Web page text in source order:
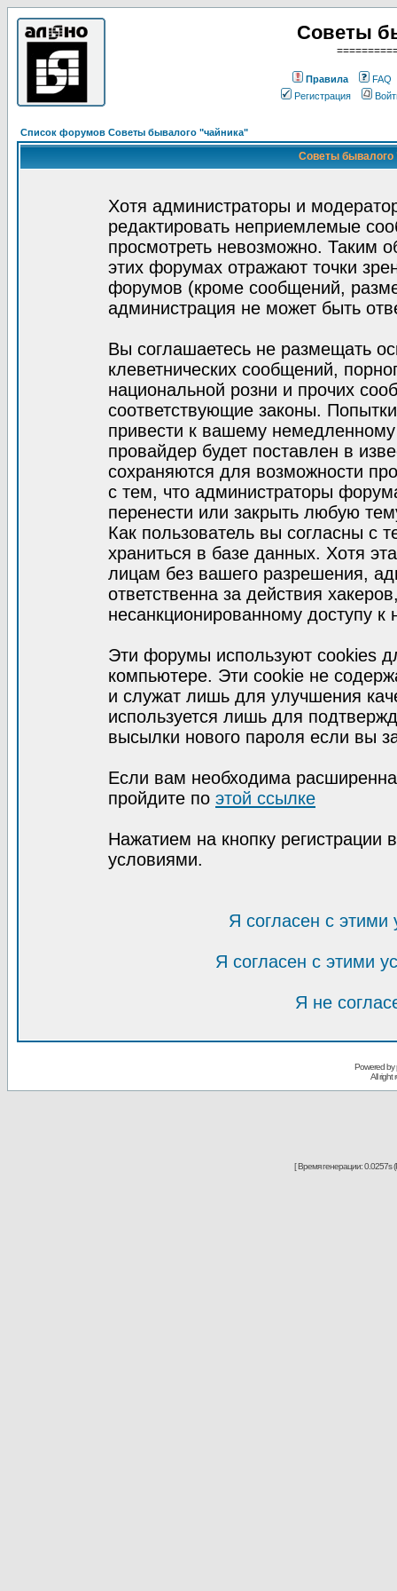
Советы
Правила
FAQ
Регистрация
Список форумов Советы бывалого "чайника"
Советы бывалого
Хотя администраторы и
редактировать неприемлемые
просмотреть невозможно. Таким
этих форумах отражают точки
форумов (кроме сообщений,
администрация не может быть
Вы соглашаетесь не размещать
клеветнических сообщений,
национальной розни и прочих
соответствующие законы.
привести к вашему
провайдер будет поставлен в
сохраняются для возможности
с тем, что администраторы
перенести или закрыть любую
Как пользователь вы согласны с
храниться в базе данных. Хотя
лицам без вашего разрешения,
ответственна за действия
несанкционированному доступу к
Эти форумы используют cookies
компьютере. Эти cookie не
и служат лишь для улучшения
используется лишь для
высылки нового пароля если вы
Если вам необходима
пройдите по этой ссылке
Нажатием на кнопку регистрации
условиями.
Я согласен с
Я согласен с этими
Я не
Powered
All right
[ Время генерации: 0.0257s